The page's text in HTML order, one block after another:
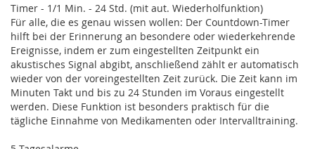
Timer - 1/1 Min. - 24 Std. (mit aut. Wiederholfunktion)
Für alle, die es genau wissen wollen: Der Countdown-Timer
hilft bei der Erinnerung an besondere oder wiederkehrende
Ereignisse, indem er zum eingestellten Zeitpunkt ein
akustisches Signal abgibt, anschließend zählt er automatisch
wieder von der voreingestellten Zeit zurück. Die Zeit kann im
Minuten Takt und bis zu 24 Stunden im Voraus eingestellt
werden. Diese Funktion ist besonders praktisch für die
tägliche Einnahme von Medikamenten oder Intervalltraining.